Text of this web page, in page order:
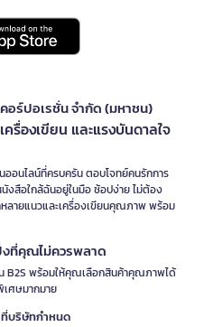
อร์ปอเรชั่น จำกัด (มหาชน)
รื่องเขียน และแรงบันดาลใจ
ออนไลน์ที่ครบครัน ตอบโจทย์คนรักการ
งสือใกล้ฉันอยู่ในมือ ช้อปง่าย ไม่ต้อง
ลายแนวและเครื่องเขียนคุณภาพ พร้อม
งที่คุณไม่ควรพลาด
B2S พร้อมให้คุณเลือกสินค้าคุณภาพได้
ศษมากมาย
บริษัทกำหนด